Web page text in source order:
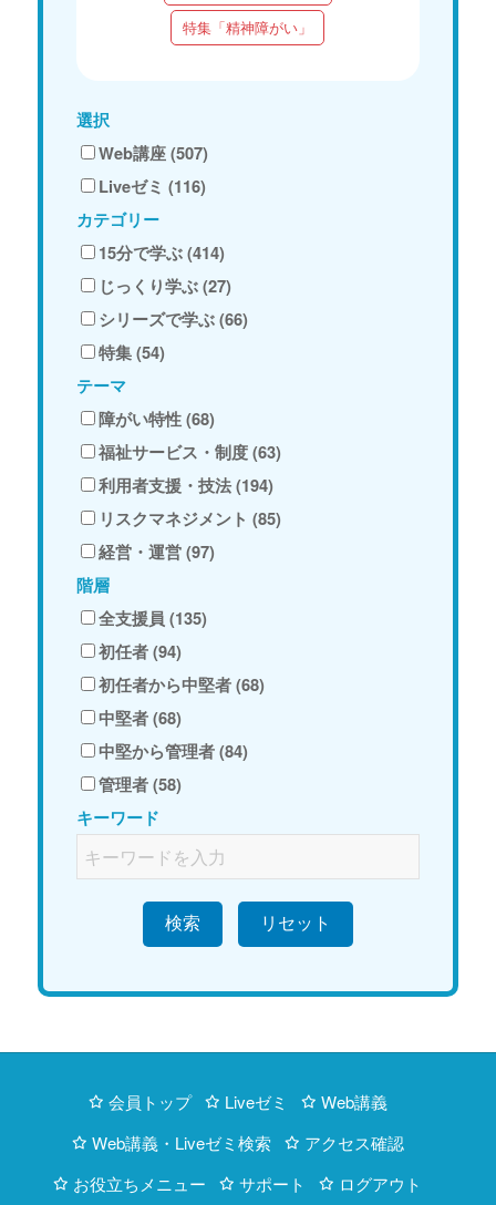
特集「精神障がい」
選択
Web講座 (507)
Liveゼミ (116)
カテゴリー
15分で学ぶ (414)
じっくり学ぶ (27)
シリーズで学ぶ (66)
特集 (54)
テーマ
障がい特性 (68)
福祉サービス・制度 (63)
利用者支援・技法 (194)
リスクマネジメント (85)
経営・運営 (97)
階層
全支援員 (135)
初任者 (94)
初任者から中堅者 (68)
中堅者 (68)
中堅から管理者 (84)
管理者 (58)
キーワード
検索
会員トップ Liveゼミ
Web講義
Web講義・Liveゼミ検索
アクセス確認
お役立ちメニュー
サポート ログアウト